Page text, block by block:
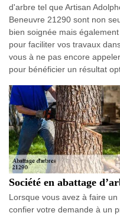
d'arbre tel que Artisan
Beneuvre 21290 sont non
bien soignée mais
pour faciliter vos travaux
vous à ne pas encore
pour bénéficier un résultat
Société en abattage
Lorsque vous avez à faire un
confier votre demande à un